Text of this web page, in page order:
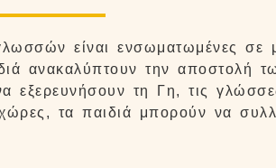
είναι ενσωματωμένες σε
ανακαλύπτουν την αποστολή
εξερευνήσουν τη Γη, τις
τα παιδιά μπορούν να